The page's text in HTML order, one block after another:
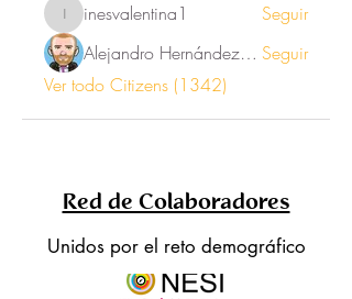
inesvalentina1
inesvalentina1
Seguir
Alejandro Hernández Renner Seguir
Ver todo Citizens (1342)
Red de Colaboradores
Unidos por el reto demográfico